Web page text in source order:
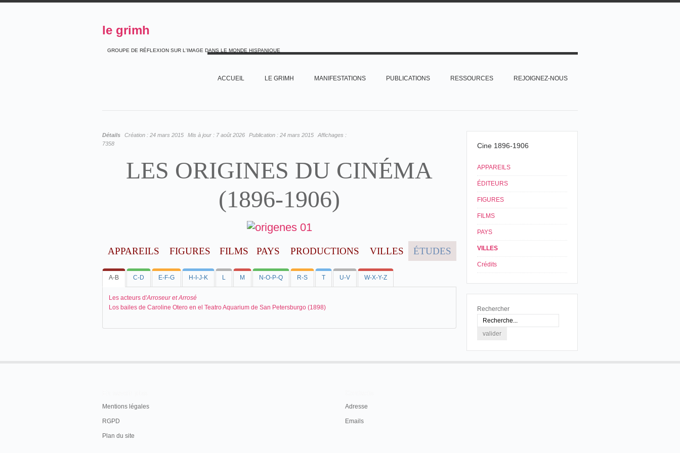
le grimh
GROUPE DE RÉFLEXION SUR L'IMAGE DANS LE MONDE HISPANIQUE
ACCUEIL LE GRIMH MANIFESTATIONS PUBLICATIONS RESSOURCES REJOIGNEZ-NOUS
Détails Création : 24 mars 2015 Mis à jour : 7 août 2026 Publication : 24 mars 2015
Affichages :
7358
LES ORIGINES DU CINÉMA
(1896-1906)
APPAREILS FIGURES FILMS PAYS PRODUCTIONS VILLES ÉTUDES
A-B C-D E-F-G H-I-J-K L M N-O-P-Q R-S T U-V W-X-Y-Z
Les acteurs d'Arroseur et Arrosé
Los bailes de Caroline Otero en el Teatro Aquarium de San Petersburgo (1898)
Cine 1896-1906
APPAREILS
ÉDITEURS
FIGURES
FILMS
PAYS
VILLES
Crédits
Rechercher
Mentions légales
RGPD
Plan du site
Adresse
Emails